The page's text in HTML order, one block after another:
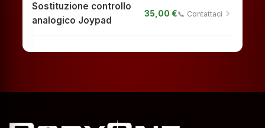
Sostituzione controllo
analogico Joypad
35,00 €📞 Contattaci chevron_right